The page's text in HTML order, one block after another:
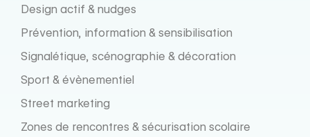
Design actif & nudges
Prévention, information & sensibilisation
Signalétique, scénographie & décoration
Sport & évènementiel
Street marketing
Zones de rencontres & sécurisation scolaire